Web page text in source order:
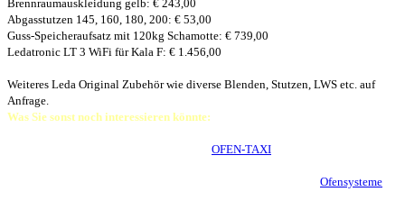
Brennraumauskleidung gelb: € 243,00
Abgasstutzen 145, 160, 180, 200: € 53,00
Guss-Speicheraufsatz mit 120kg Schamotte: € 739,00
Ledatronic LT 3 WiFi für Kala F: € 1.456,00
Weiteres Leda Original Zubehör wie diverse Blenden, Stutzen, LWS etc. auf
Anfrage.
Was Sie sonst noch interessieren könnte:
OFEN-TAXI
Ofensysteme